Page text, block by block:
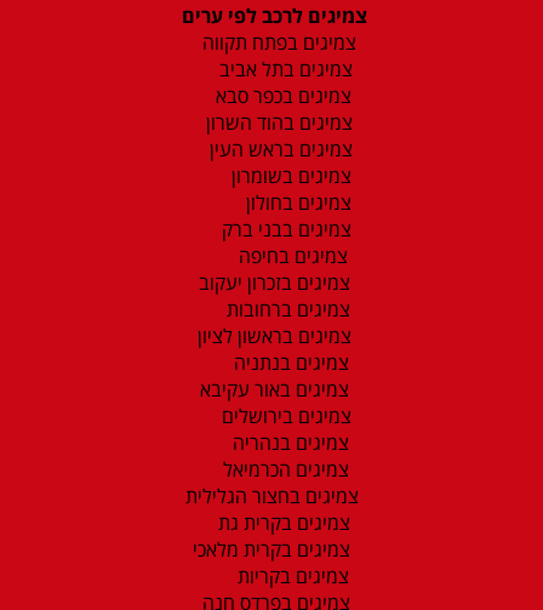
צמיגים לרכב לפי ערים
צמיגים בפתח תקווה
צמיגים בתל אביב
צמיגים בכפר סבא
צמיגים בהוד השרון
צמיגים בראש העין
צמיגים בשומרון
צמיגים בחולון
צמיגים בבני ברק
צמיגים בחיפה
צמיגים בזכרון יעקוב
צמיגים ברחובות
צמיגים בראשון לציון
צמיגים בנתניה
צמיגים באור עקיבא
צמיגים בירושלים
צמיגים בנהריה
צמיגים הכרמיאל
צמיגים בחצור הגלילית
צמיגים בקרית גת
צמיגים בקרית מלאכי
צמיגים בקריות
צמיגים בפרדס חנה